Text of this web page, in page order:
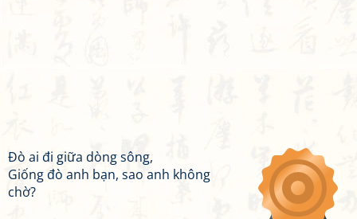
Đò ai đi giữa dòng sông,
Giống đò anh bạn, sao anh không
chờ?